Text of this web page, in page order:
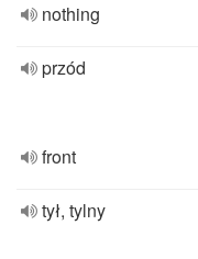
nothing
przód
front
tył, tylny